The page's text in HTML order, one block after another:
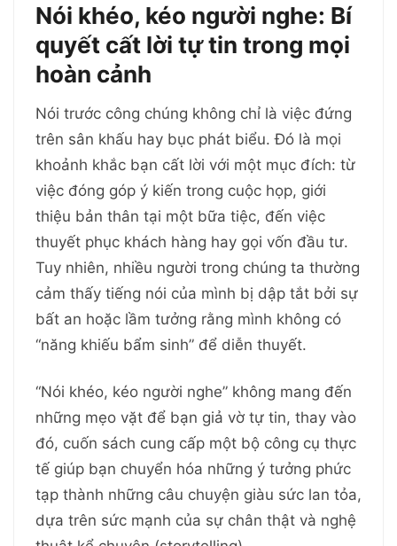
Nói khéo, kéo người nghe: Bí
quyết cất lời tự tin trong mọi
hoàn cảnh
Nói trước công chúng không chỉ là việc đứng
trên sân khấu hay bục phát biểu. Đó là mọi
khoảnh khắc bạn cất lời với một mục đích: từ
việc đóng góp ý kiến trong cuộc họp, giới
thiệu bản thân tại một bữa tiệc, đến việc
thuyết phục khách hàng hay gọi vốn đầu tư.
Tuy nhiên, nhiều người trong chúng ta thường
cảm thấy tiếng nói của mình bị dập tắt bởi sự
bất an hoặc lầm tưởng rằng mình không có
“năng khiếu bẩm sinh” để diễn thuyết.
“Nói khéo, kéo người nghe” không mang đến
những mẹo vặt để bạn giả vờ tự tin, thay vào
đó, cuốn sách cung cấp một bộ công cụ thực
tế giúp bạn chuyển hóa những ý tưởng phức
tạp thành những câu chuyện giàu sức lan tỏa,
dựa trên sức mạnh của sự chân thật và nghệ